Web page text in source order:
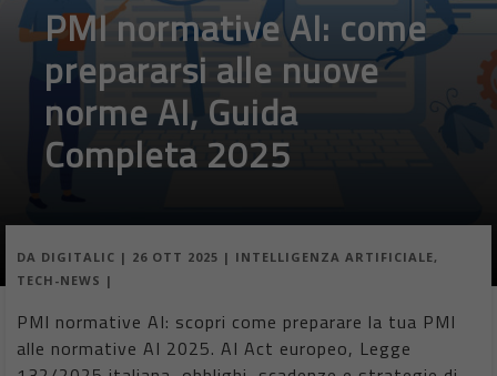
PMI normative AI: come
prepararsi alle nuove
norme AI, Guida
Completa 2025
DA DIGITALIC | 26 OTT 2025 | INTELLIGENZA ARTIFICIALE,
TECH-NEWS |
PMI normative AI: scopri come preparare la tua PMI
alle normative AI 2025. AI Act europeo, Legge